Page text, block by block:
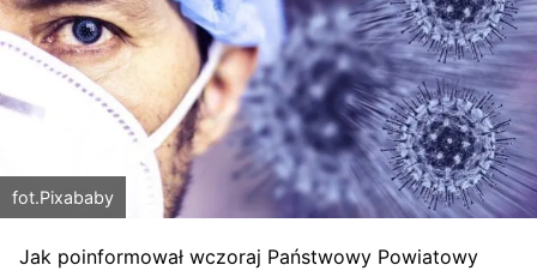
fot.Pixababy
Jak poinformował wczoraj Państwowy Powiatowy